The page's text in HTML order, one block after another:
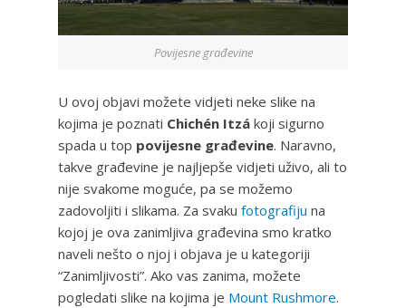
Povijesne građevine
U ovoj objavi možete vidjeti neke slike na
kojima je poznati Chichén Itzá koji sigurno
spada u top povijesne građevine. Naravno,
takve građevine je najljepše vidjeti uživo, ali to
nije svakome moguće, pa se možemo
zadovoljiti i slikama. Za svaku fotografiju na
kojoj je ova zanimljiva građevina smo kratko
naveli nešto o njoj i objava je u kategoriji
“Zanimljivosti”. Ako vas zanima, možete
pogledati slike na kojima je Mount Rushmore.